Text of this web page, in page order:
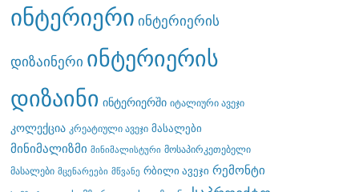
ინტერიერი ინტერიერის
დიზაინერი ინტერიერის
დიზაინი ინტერიერში იტალიური ავეჯი
კოლექცია კრეატიული ავეჯი მასალები
მინიმალიზმი მინიმალისტური მოსაპირკეთებელი
მასალები მცენარეები მწვანე რბილი ავეჯი რემონტი